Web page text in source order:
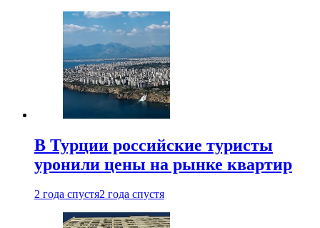
В Турции российские туристы
уронили цены на рынке квартир
2 года спустя2 года спустя